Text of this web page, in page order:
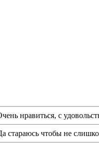
нравиться, с
чтобы не